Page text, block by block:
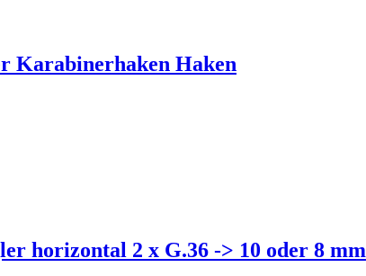
Karabinerhaken Haken
horizontal 2 x G.36 -> 10 oder 8 mm